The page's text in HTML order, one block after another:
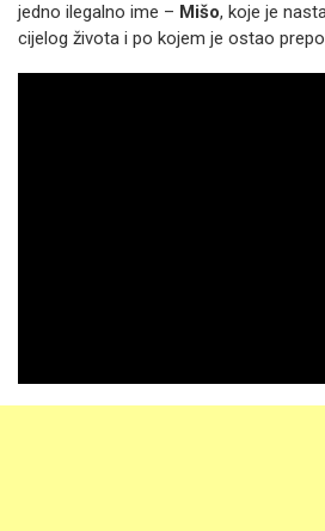
jedno ilegalno ime – Mišo, koje je
cijelog života i po kojem je ostao